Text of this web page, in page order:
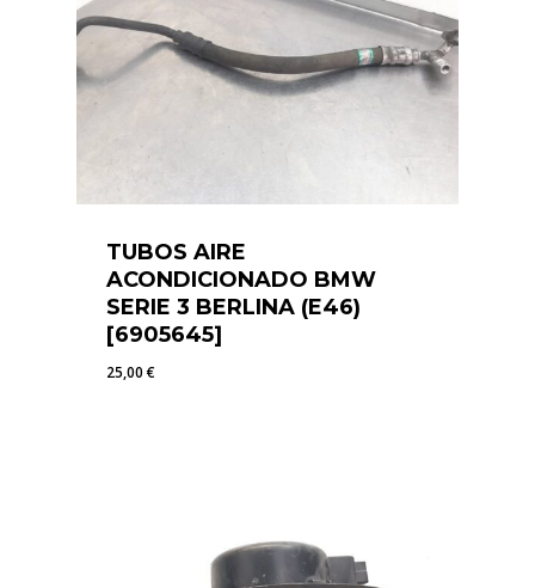
TUBOS AIRE
ACONDICIONADO BMW
SERIE 3 BERLINA (E46)
[6905645]
25,00€